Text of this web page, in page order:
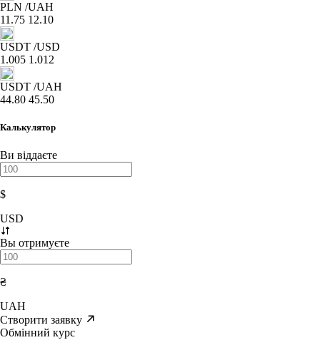
PLN /UAH
11.75 12.10
USDT /USD
1.005 1.012
USDT /UAH
44.80 45.50
Калькулятор
Ви віддаєте
$
USD
Вы отримуєте
₴
UAH
Створити заявку
Обмінний курс